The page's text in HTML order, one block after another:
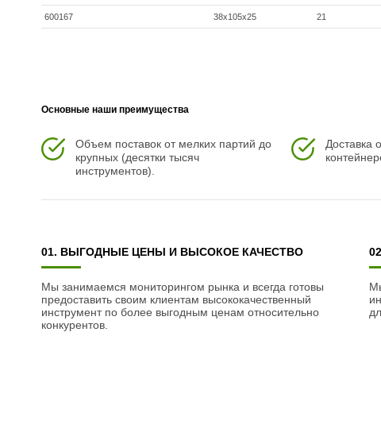
600167 38х105х25 21
Основные наши преимущества
Объем поставок от мелких партий до
крупных (десятки тысяч
инструментов).
Доставка
01. ВЫГОДНЫЕ ЦЕНЫ И ВЫСОКОЕ КАЧЕСТВО
Мы занимаемся мониторингом рынка и всегда готовы
предоставить своим клиентам высококачественный
инструмент по более выгодным ценам относительно
конкурентов.